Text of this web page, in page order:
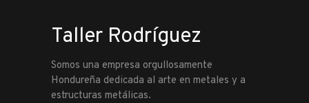
Taller Rodríguez
Somos una empresa orgullosamente
Hondureña dedicada al arte en metales y a
estructuras metálicas.